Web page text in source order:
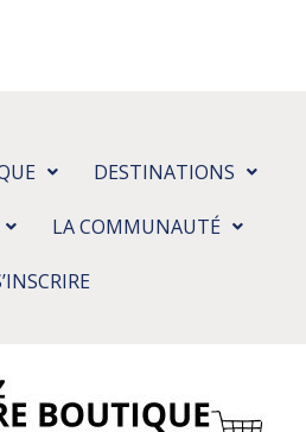
DESTINATIONS
LA COMMUNAUTÉ